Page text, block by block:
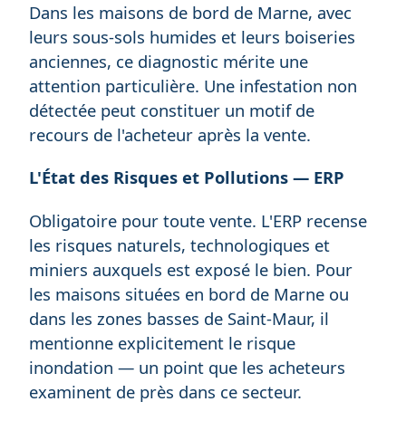
Dans les maisons de bord de Marne, avec
leurs sous-sols humides et leurs boiseries
anciennes, ce diagnostic mérite une
attention particulière. Une infestation non
détectée peut constituer un motif de
recours de l'acheteur après la vente.
L'État des Risques et Pollutions — ERP
Obligatoire pour toute vente. L'ERP recense
les risques naturels, technologiques et
miniers auxquels est exposé le bien. Pour
les maisons situées en bord de Marne ou
dans les zones basses de Saint-Maur, il
mentionne explicitement le risque
inondation — un point que les acheteurs
examinent de près dans ce secteur.